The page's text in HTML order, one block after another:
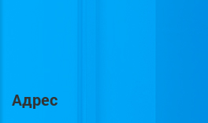
Адрес